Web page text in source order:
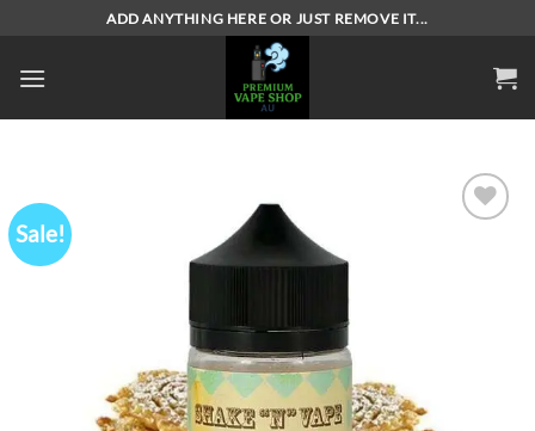
content
ADD ANYTHING HERE OR JUST REMOVE IT...
Sale!